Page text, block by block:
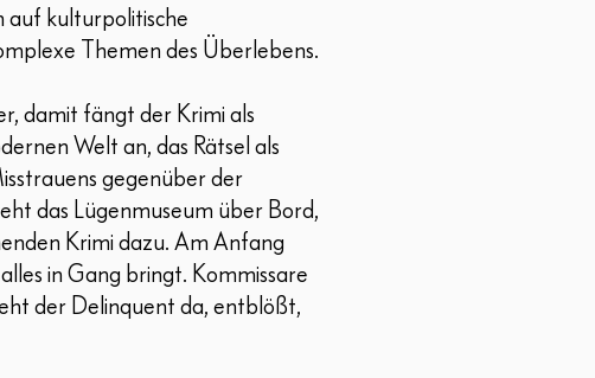
auf kulturpolitische
Themen des Überlebens.
damit fängt der Krimi als
Welt an, das Rätsel als
gegenüber der
das Lügenmuseum über Bord,
Krimi dazu. Am Anfang
in Gang bringt. Kommissare
der Delinquent da, entblößt,